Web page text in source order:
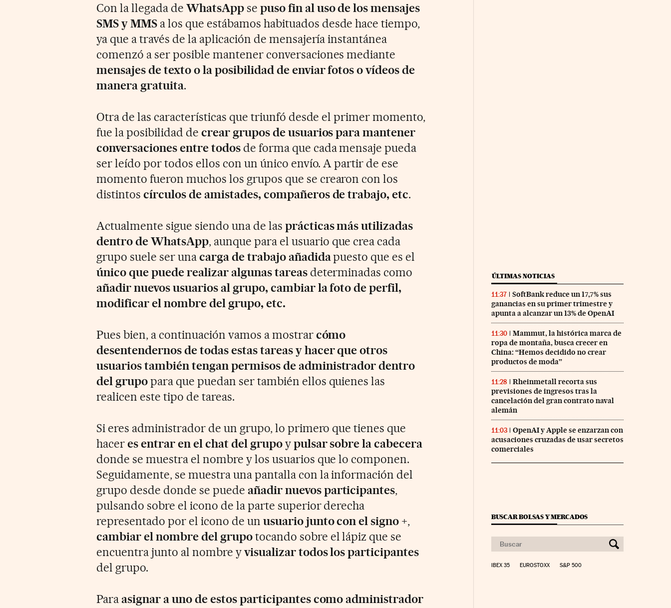
Con la llegada de WhatsAppse puso fin al uso de los mensajes
SMS y MMS a los que estábamos habituados desde hace tiempo,
ya que a través de la aplicación de mensajería instantánea
comenzó a ser posible mantener conversaciones mediante
mensajes de texto o la posibilidad de enviar fotos o vídeos de
manera gratuita.
Otra de las características que triunfó desde el primer momento,
fue la posibilidad de crear grupos de usuarios para mantener
conversaciones entre todosde forma que cada mensaje pueda
ser leído por todos ellos con un único envío. A partir de ese
momento fueron muchos los grupos que se crearon con los
distintos círculos de amistades, compañeros de trabajo, etc.
Actualmente sigue siendo una de las prácticas más utilizadas
dentro de WhatsApp, aunque para el usuario que crea cada
grupo suele ser unacarga de trabajo añadidapuesto que es el
único que puede realizar algunas tareasdeterminadas como
añadir nuevos usuarios al grupo, cambiar la foto de perfil,
modificar el nombre del grupo, etc.
Pues bien, a continuación vamos a mostrarcómo
desentendernos de todas estas tareas y hacer que otros
usuarios también tengan permisos de administrador dentro
del grupopara que puedan ser también ellos quienes las
realicen este tipo de tareas.
Si eres administrador de un grupo, lo primero que tienes que
haceres entrar en el chat del grupoypulsar sobre la cabecera
donde se muestra el nombre y los usuarios que lo componen.
Seguidamente, se muestra una pantalla con la información del
grupo desde donde se puede añadir nuevos participantes,
pulsando sobre el icono de la parte superior derecha
representado por el icono de un usuario junto con el signo +,
cambiar el nombre del grupotocando sobre el lápiz que se
encuentra junto al nombre yvisualizar todos los participantes
del grupo.
Para asignar a uno de estos participantes como administrador
ÚLTIMAS NOTICIAS
11:37
SoftBank reduce un 17,7% sus
ganancias en su primer trimestre y
apunta a alcanzar un 13% de OpenAI
11:30
Mammut, la histórica marca de
ropa de montaña, busca crecer en
China: “Hemos decidido no crear
productos de moda”
11:28
Rheinmetall recorta sus
previsiones de ingresos tras la
cancelación del gran contrato naval
alemán
11:03
OpenAI y Apple se enzarzan con
acusaciones cruzadas de usar secretos
comerciales
BUSCAR BOLSAS Y MERCADOS
IBEX 35 EUROSTOXX S&P 500